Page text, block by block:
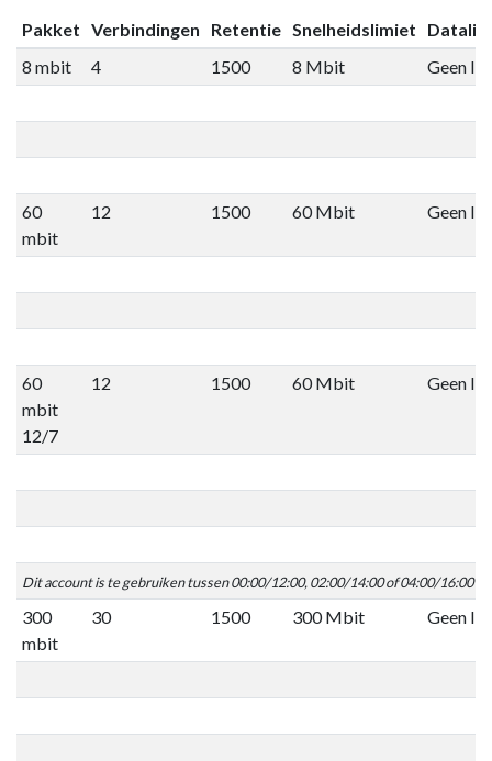
Pakket Verbindingen Retentie Snelheidslimiet
8 mbit
4 1500 8 Mbit Geen
60
mbit
12 1500 60 Mbit Geen
60
mbit
12/7
12 1500 60 Mbit Geen
Dit account is te gebruiken tussen 00:00/12:00, 02:00/14:00 of 04:00/16:00
300
mbit
30 1500 300 Mbit Geen